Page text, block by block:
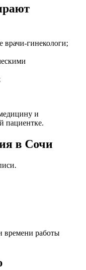
гинекологи;
и
пациентке.
в Сочи
работы